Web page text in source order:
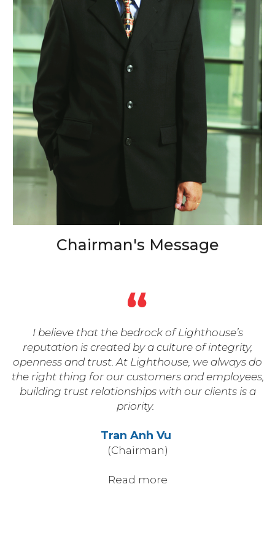
Chairman's Message
I believe that the bedrock of Lighthouse’s
reputation is created by a culture of integrity,
openness and trust. At Lighthouse, we always do
the right thing for our customers and employees,
building trust relationships with our clients is a
priority.
Tran Anh Vu
(Chairman)
Read more